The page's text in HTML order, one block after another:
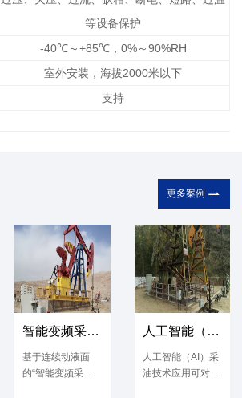
等设备保护
-40℃～+85℃，0%～90%RH
室外安装，海拔2000米以下
支持
更多案例 
智能变频采油系统的研究与应用
基于连续动液面
的“智能变频采油
人工智能（AI）采油技术应用
人工智能（AI）采
油技术应用可对抽